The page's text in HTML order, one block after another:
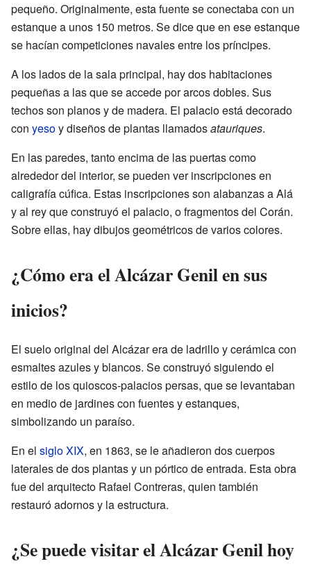
pequeño. Originalmente, esta fuente se conectaba con un
estanque a unos 150 metros. Se dice que en ese estanque
se hacían competiciones navales entre los príncipes.
A los lados de la sala principal, hay dos habitaciones
pequeñas a las que se accede por arcos dobles. Sus
techos son planos y de madera. El palacio está decorado
con yesoy diseños de plantas llamadosatauriques.
En las paredes, tanto encima de las puertas como
alrededor del interior, se pueden ver inscripciones en
caligrafía cúfica. Estas inscripciones son alabanzas a Alá
y al rey que construyó el palacio, o fragmentos del Corán.
Sobre ellas, hay dibujos geométricos de varios colores.
¿Cómo era el Alcázar Genil en sus
inicios?
El suelo original del Alcázar era de ladrillo y cerámica con
esmaltes azules y blancos. Se construyó siguiendo el
estilo de los quioscos-palacios persas, que se levantaban
en medio de jardines con fuentes y estanques,
simbolizando un paraíso.
En el siglo XIX, en 1863, se le añadieron dos cuerpos
laterales de dos plantas y un pórtico de entrada. Esta obra
fue del arquitecto Rafael Contreras, quien también
restauró adornos y la estructura.
¿Se puede visitar el Alcázar Genil hoy